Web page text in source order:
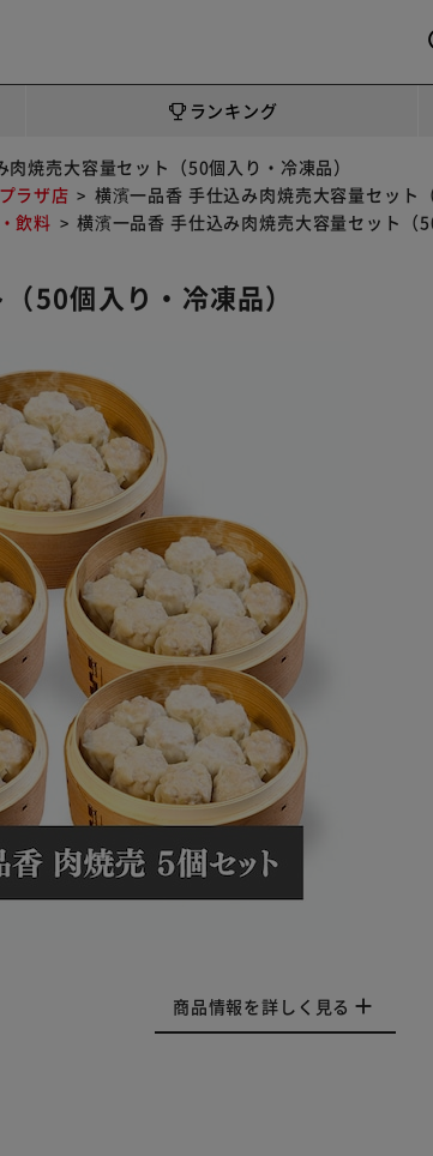
ランキング
焼売大容量セット（50個入り・冷凍品）
ラザ店
横濱一品香 手仕込み肉焼売大容量セット
飲料 横濱一品香 手仕込み肉焼売大容量セット（
50個入り・冷凍品）
商品情報を詳しく見る